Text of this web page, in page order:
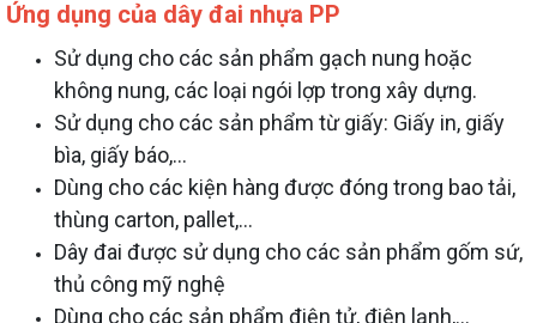
Ứng dụng của dây đai nhựa PP
Sử dụng cho các sản phẩm gạch nung hoặc
không nung, các loại ngói lợp trong xây dựng.
Sử dụng cho các sản phẩm từ giấy: Giấy in, giấy
bìa, giấy báo,…
Dùng cho các kiện hàng được đóng trong bao tải,
thùng carton, pallet,…
Dây đai được sử dụng cho các sản phẩm gốm sứ,
thủ công mỹ nghệ
Dùng cho các sản phẩm điện tử, điện lạnh,…